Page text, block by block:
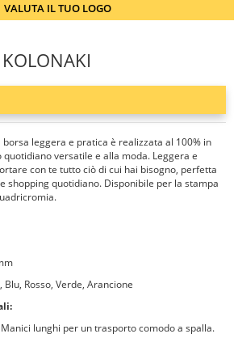
VALUTA IL TUO LOGO
borsa leggera e pratica è realizzata al 100% in
versatile e alla moda. Leggera e
con te tutto ciò di cui hai bisogno, perfetta
shopping quotidiano. Disponibile per la stampa
Blu, Rosso, Verde, Arancione
Manici lunghi per un trasporto comodo a spalla.